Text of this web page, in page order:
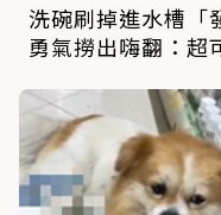
洗碗刷掉進水槽「
勇氣撈出嗨翻：超